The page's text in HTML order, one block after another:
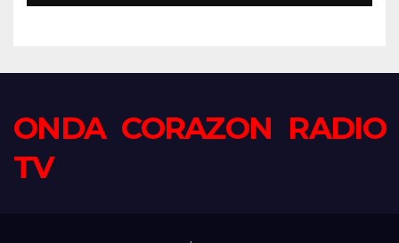
ONDA CORAZON RADIO
TV